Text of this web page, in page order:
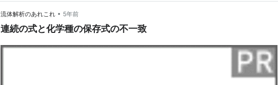
流体解析のあれこれ • 5年前
連続の式と化学種の保存式の不一致